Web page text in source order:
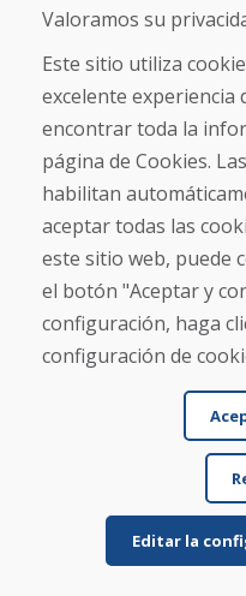
SK Oker, 08.01.2026
★ ★ ★
El artículo estaba
puntualmente; su
Jürgen Reinhard ,
★★★★★
Pedimos un par de
en cuatro días
Leer más ...
Valoramos su
Este sitio utiliza
excelente experiencia
encontrar toda la
página de Cookies.
habilitan
aceptar todas las
este sitio web, puede
el botón "Aceptar y
configuración, haga
configuración de
Editar la